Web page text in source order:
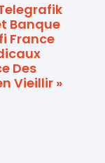
Banque
France
Des
Vieillir »